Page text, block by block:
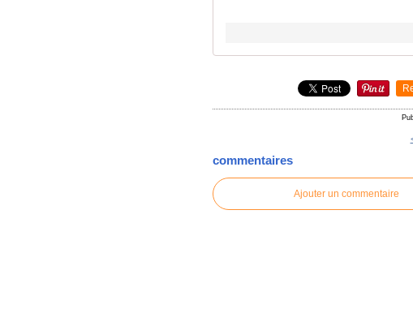
commentaires
Ajouter un commentaire